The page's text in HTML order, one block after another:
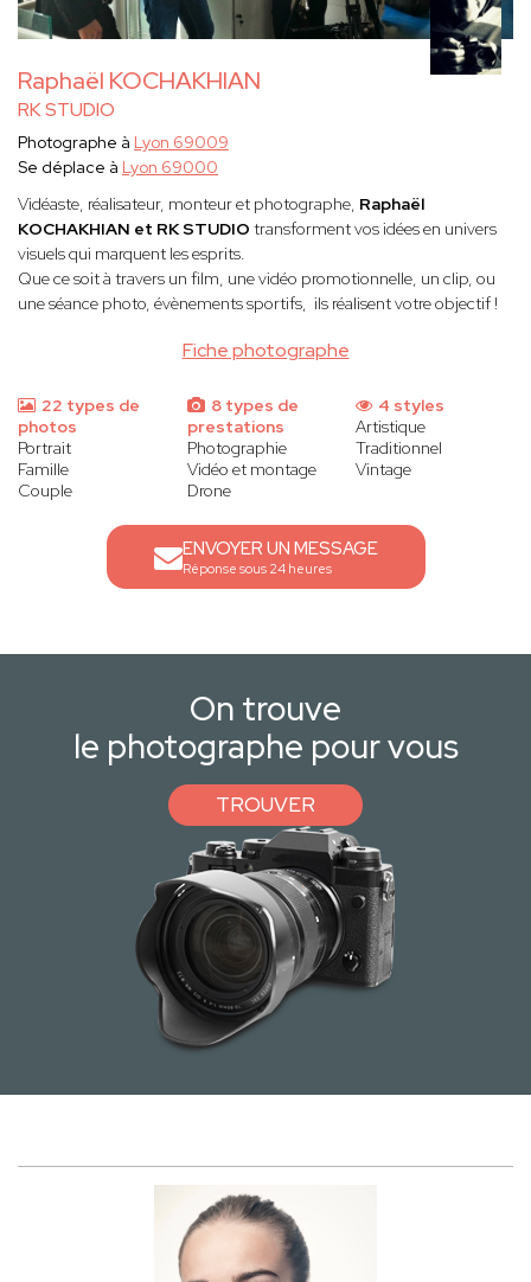
Raphaël KOCHAKHIAN
RK STUDIO
Fiche photographe
Photographe à Lyon 69009
Se déplace à Lyon 69000
Vidéaste, réalisateur, monteur et photographe, Raphaël
KOCHAKHIAN et RK STUDIO transforment vos idées en univers
visuels qui marquent les esprits.
Que ce soit à travers un film, une vidéo promotionnelle, un clip, ou
une séance photo, évènements sportifs, ils réalisent votre objectif !
22 types de
photos
Portrait
Famille
Couple
8 types de
prestations
Photographie
Vidéo et montage
Drone
4 styles
Artistique
Traditionnel
Vintage
ENVOYER UN MESSAGE
Réponse sous 24 heures
On trouve
le photographe pour vous
TROUVER